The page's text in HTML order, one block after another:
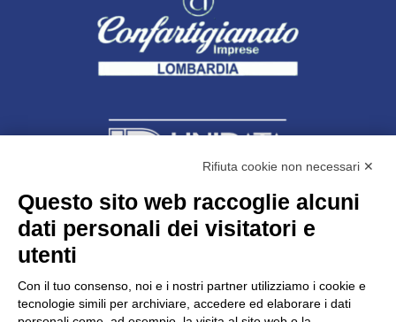
Unidata s.r.lcon unico socio
Largo dell’Artigianato, 1 - 23100 Sondrio
C.F. 00481790145 - N.REA SO-36426
PEC: unidata.sondrio@legalmail.it
Rifiuta cookie non necessari ✕
Questo sito web raccoglie alcuni
dati personali dei visitatori e
utenti
Con il tuo consenso, noi e i nostri partner utilizziamo i cookie e
tecnologie simili per archiviare, accedere ed elaborare i dati